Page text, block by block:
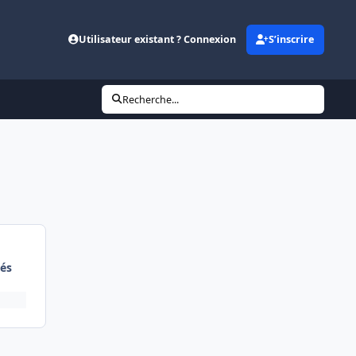
Utilisateur existant ? Connexion S’inscrire
Recherche...